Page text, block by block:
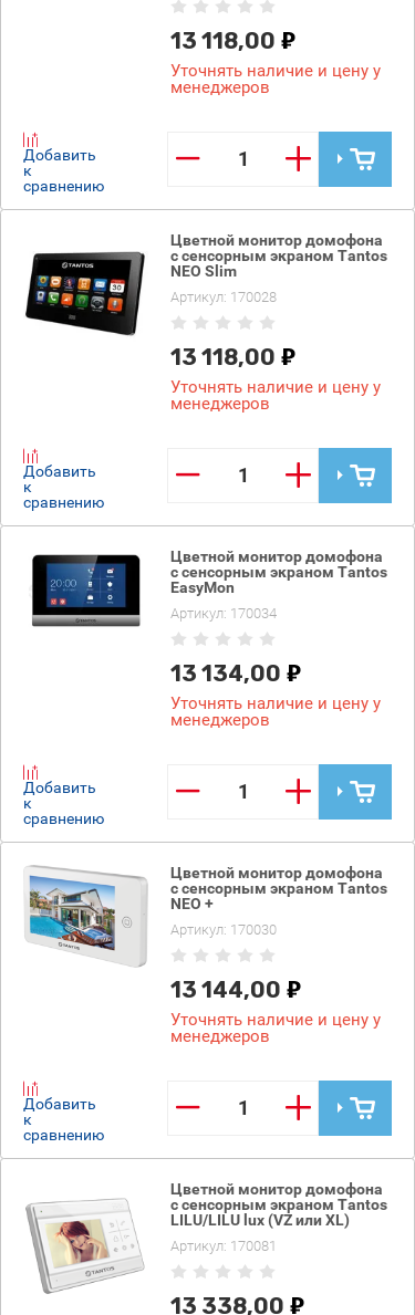
13 118,00
Уточнять наличие и цену у
менеджеров
− +
Добавить
к
сравнению
Цветной монитор домофона
с сенсорным экраном Tantos
NEO Slim
Артикул: 170028
13 118,00
Уточнять наличие и цену у
менеджеров
− +
Добавить
к
сравнению
Цветной монитор домофона
с сенсорным экраном Tantos
EasyMon
Артикул: 170034
13 134,00
Уточнять наличие и цену у
менеджеров
− +
Добавить
к
сравнению
Цветной монитор домофона
с сенсорным экраном Tantos
NEO +
Артикул: 170030
13 144,00
Уточнять наличие и цену у
менеджеров
− +
Добавить
к
сравнению
Цветной монитор домофона
с сенсорным экраном Tantos
LILU/LILU lux (VZ или XL)
Артикул: 170081
13 338,00